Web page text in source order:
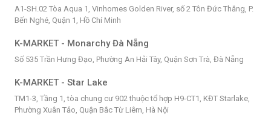
A1-SH.02 Tòa Aqua 1, Vinhomes Golden River, số 2 Tôn Đức Thắng, P.
Bến Nghé, Quận 1, Hồ Chí Minh
K-MARKET - Monarchy Đà Nẵng
Số 535 Trần Hưng Đạo, Phường An Hải Tây, Quận Sơn Trà, Đà Nẵng
K-MARKET - Star Lake
TM1-3, Tầng 1, tòa chung cư 902 thuộc tổ hợp H9-CT1, KĐT Starlake,
Phường Xuân Tảo, Quận Bắc Từ Liêm, Hà Nội